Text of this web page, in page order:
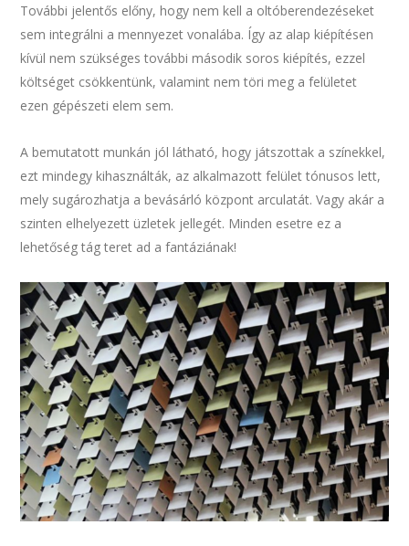
További jelentős előny, hogy nem kell a oltóberendezéseket
sem integrálni a mennyezet vonalába. Így az alap kiépítésen
kívül nem szükséges további második soros kiépítés, ezzel
költséget csökkentünk, valamint nem töri meg a felületet
ezen gépészeti elem sem.
A bemutatott munkán jól látható, hogy játszottak a színekkel,
ezt mindegy kihasználták, az alkalmazott felület tónusos lett,
mely sugározhatja a bevásárló központ arculatát. Vagy akár a
szinten elhelyezett üzletek jellegét. Minden esetre ez a
lehetőség tág teret ad a fantáziának!